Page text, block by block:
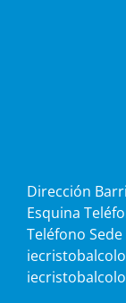
Dirección
Esquina
Teléfono